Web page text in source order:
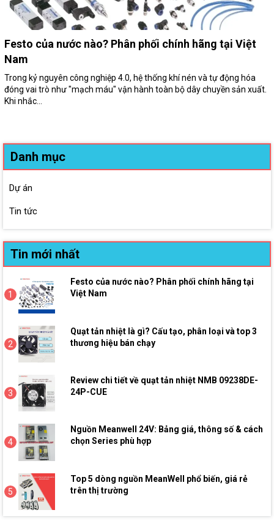
Festo của nước nào? Phân phối chính hãng tại Việt
Nam
Trong kỷ nguyên công nghiệp 4.0, hệ thống khí nén và tự động hóa
đóng vai trò như "mạch máu" vận hành toàn bộ dây chuyền sản xuất.
Khi nhắc...
Danh mục
Dự án
Tin tức
Tin mới nhất
1
Festo của nước nào? Phân phối chính hãng tại
Việt Nam
2
Quạt tản nhiệt là gì? Cấu tạo, phân loại và top 3
thương hiệu bán chạy
3
Review chi tiết về quạt tản nhiệt NMB 09238DE-
24P-CUE
4
Nguồn Meanwell 24V: Bảng giá, thông số & cách
chọn Series phù hợp
5
Top 5 dòng nguồn MeanWell phổ biến, giá rẻ
trên thị trường